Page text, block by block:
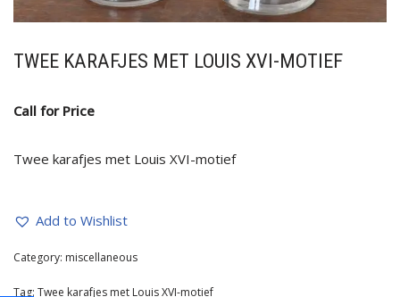
TWEE KARAFJES MET LOUIS XVI-MOTIEF
Call for Price
Twee karafjes met Louis XVI-motief
Add to Wishlist
Category: miscellaneous
Tag: Twee karafjes met Louis XVI-motief